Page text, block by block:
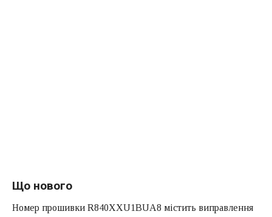
Що нового
Номер прошивки R840XXU1BUA8 містить виправлення